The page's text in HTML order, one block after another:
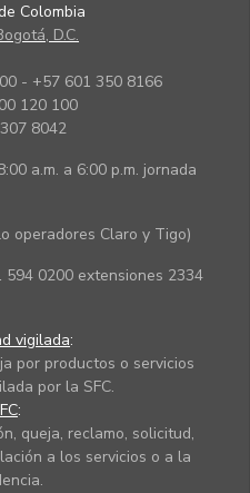
Colombia
D.C.
- +57 601 350 8166
120 100
8042
a.m. a 6:00 p.m. jornada
operadores Claro y Tigo)
594 0200 extensiones 2334
vigilada:
por productos o servicios
por la SFC.
:
queja, reclamo, solicitud,
a los servicios o a la